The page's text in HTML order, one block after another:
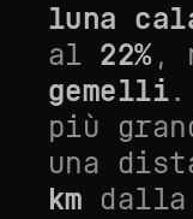
luna
al 22%,
gemelli.
più
una
km